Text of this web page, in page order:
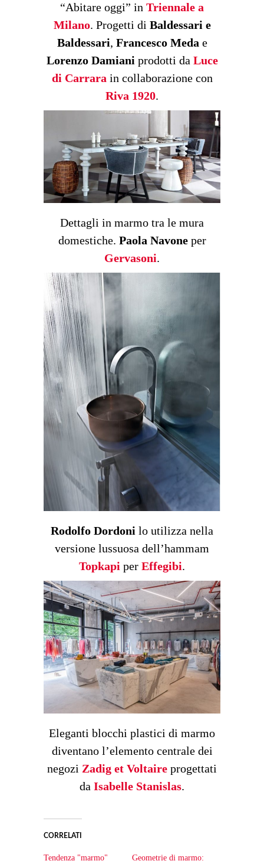
“Abitare oggi” in Triennale a
Milano. Progetti di Baldessari e
Baldessari, Francesco Meda e
Lorenzo Damiani prodotti da Luce
di Carrara in collaborazione con
Riva 1920.
Dettagli in marmo tra le mura
domestiche. Paola Navoneper
Gervasoni.
Rodolfo Dordoni lo utilizza nella
versione lussuosa dell’hammam
Topkapi per Effegibi.
Eleganti blocchi plastici di marmo
diventano l’elemento centrale dei
negozi Zadig et Voltaire progettati
da Isabelle Stanislas.
CORRELATI
Tendenza "marmo" Geometrie di marmo: